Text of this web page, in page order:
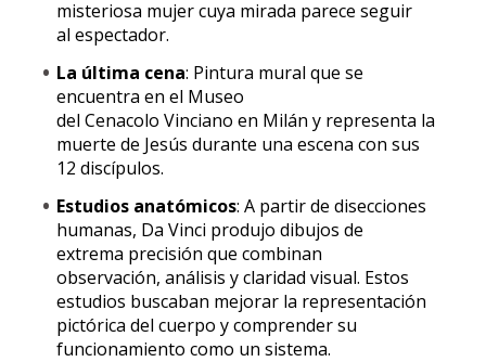
misteriosa mujer cuya mirada parece seguir
al espectador.
La última cena: Pintura mural que se
encuentra en el Museo
del Cenacolo Vinciano en Milán y representa la
muerte de Jesús durante una escena con sus
12 discípulos.
Estudios anatómicos: A partir de disecciones
humanas, Da Vinci produjo dibujos de
extrema precisión que combinan
observación, análisis y claridad visual. Estos
estudios buscaban mejorar la representación
pictórica del cuerpo y comprender su
funcionamiento como un sistema.